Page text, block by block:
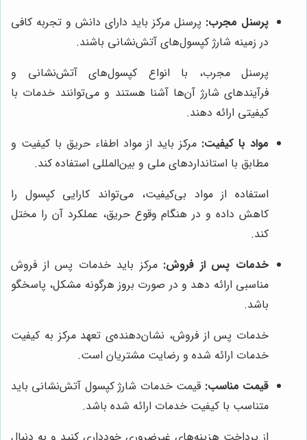
پرسنل مجرب: پرسنل مرکز باید دارای دانش و تجربه کافی
در زمینه شارژ کپسول‌های آتش‌نشانی باشند.
پرسنل مجرب، با انواع کپسول‌های آتش‌نشانی و
فرآیندهای شارژ آن‌ها آشنا هستند و می‌توانند خدمات با
کیفیتی ارائه دهند.
مواد با کیفیت: مرکز باید از مواد اطفاء حریق با کیفیت و
مطابق با استانداردهای ملی و بین‌المللی استفاده کند.
استفاده از مواد بی‌کیفیت، می‌تواند کارایی کپسول را
کاهش داده و در هنگام وقوع حریق، عملکرد آن را مختل
کند.
خدمات پس از فروش: مرکز باید خدمات پس از فروش
مناسبی ارائه دهد و در صورت بروز هرگونه مشکل، پاسخگو
باشد.
خدمات پس از فروش، نشان‌دهنده‌ی تعهد مرکز به کیفیت
خدمات ارائه شده و رضایت مشتریان است.
قیمت مناسب: قیمت خدمات شارژ کپسول آتش‌نشانی باید
متناسب با کیفیت خدمات ارائه شده باشد.